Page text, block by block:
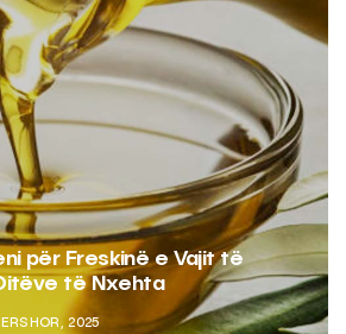
për Freskinë e Vajit të
të Nxehta
2025